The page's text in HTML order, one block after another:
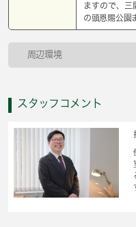
ますので、三
の頭恩賜公園
周辺環境
スタッフコメント